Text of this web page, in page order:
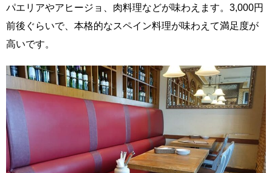
パエリアやアヒージョ、肉料理などが味わえます。3,000円
前後ぐらいで、本格的なスペイン料理が味わえて満足度が
高いです。